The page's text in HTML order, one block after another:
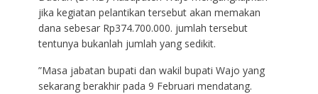
jika kegiatan pelantikan tersebut akan memakan
dana sebesar Rp374.700.000. jumlah tersebut
tentunya bukanlah jumlah yang sedikit.
”Masa jabatan bupati dan wakil bupati Wajo yang
sekarang berakhir pada 9 Februari mendatang.